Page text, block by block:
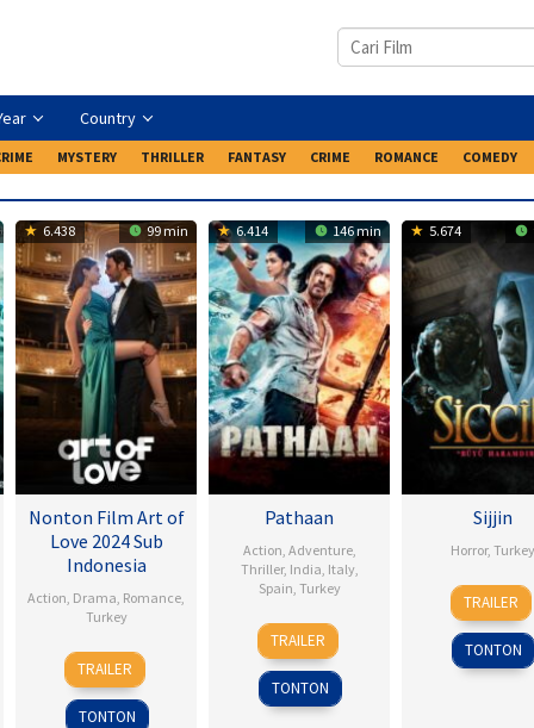
Country
MYSTERY THRILLER FANTASY CRIME ROMANCE COMEDY
6.438 99 min
Nonton Film Art of
Love 2024 Sub
Indonesia
Action, Drama, Romance,
Turkey
13
Mar
2024
Ahmet
Burçin
Kılıç
TRAILER
TONTON
6.414 146 min
Pathaan
Action, Adventure,
Thriller, India, Italy,
Spain, Turkey
25
Jan
2023
Siddharth
Anand
TRAILER
TONTON
5.674
Sijjin
Horror, Turkey
26
Sep
2014
Alper
TRAILER
TONTON